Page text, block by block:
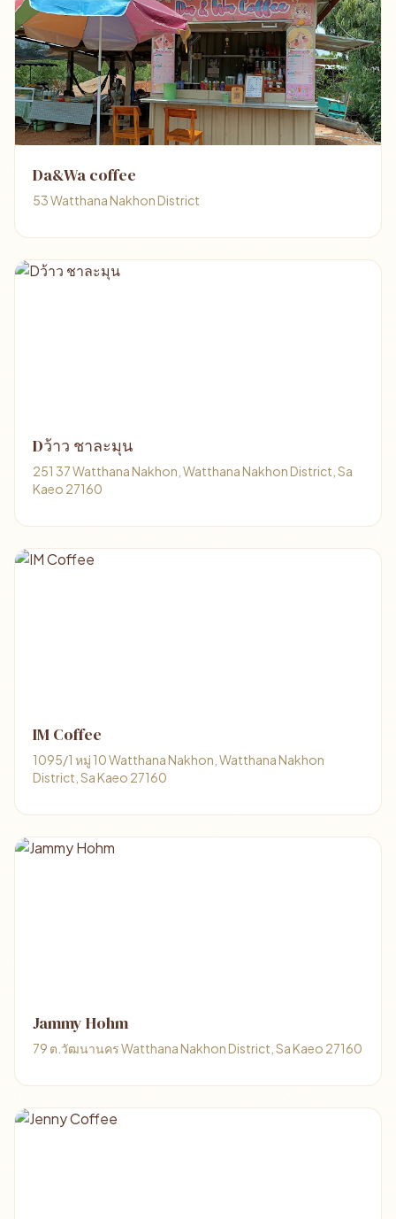
Da&Wa coffee
53 Watthana Nakhon District
Dว้าว ชาละมุน
251 37 Watthana Nakhon, Watthana Nakhon District, Sa
Kaeo 27160
IM Coffee
1095/1 หมู่ 10 Watthana Nakhon, Watthana Nakhon
District, Sa Kaeo 27160
Jammy Hohm
79 ต.วัฒนานคร Watthana Nakhon District, Sa Kaeo 27160